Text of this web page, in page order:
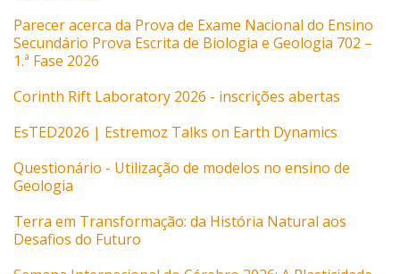
Parecer acerca da Prova de Exame Nacional do Ensino
Secundário Prova Escrita de Biologia e Geologia 702 –
1.ª Fase 2026
Corinth Rift Laboratory 2026 - inscrições abertas
EsTED2026 | Estremoz Talks on Earth Dynamics
Questionário - Utilização de modelos no ensino de
Geologia
Terra em Transformação: da História Natural aos
Desafios do Futuro